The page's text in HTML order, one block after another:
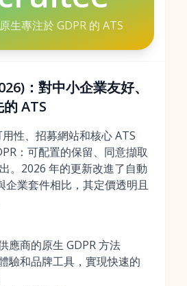
生專注於 GDPR 的 ATS
：對中小企業友好、
ATS
性、招募網站和核心 ATS
：可配置的保留、同意擷取
。2026 年的更新改進了自動
企業套件相比，其定價透明且
應商的原生 GDPR 方法
驗和品牌工具，實現快速的